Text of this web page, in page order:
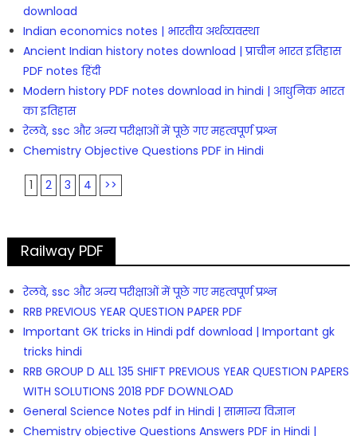
download
Indian economics notes | भारतीय अर्थव्यवस्था
Ancient Indian history notes download | प्राचीन भारत इतिहास
PDF notes हिंदी
Modern history PDF notes download in hindi | आधुनिक भारत
का इतिहास
रेलवे, ssc और अन्य परीक्षाओं में पूछे गए महत्वपूर्ण प्रश्न
Chemistry Objective Questions PDF in Hindi
1 2 3 4 >>
Railway PDF
रेलवे, ssc और अन्य परीक्षाओं में पूछे गए महत्वपूर्ण प्रश्न
RRB PREVIOUS YEAR QUESTION PAPER PDF
Important GK tricks in Hindi pdf download | Important gk
tricks hindi
RRB GROUP D ALL 135 SHIFT PREVIOUS YEAR QUESTION PAPERS
WITH SOLUTIONS 2018 PDF DOWNLOAD
General Science Notes pdf in Hindi | सामान्य विज्ञान
Chemistry objective Questions Answers PDF in Hindi |